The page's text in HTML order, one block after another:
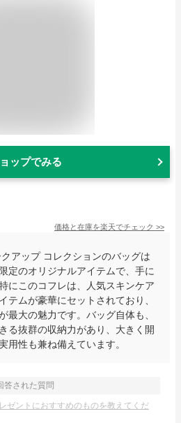
ップでみる
価格と在庫を楽天でチェック >>
アップ コレクションのバッグは
定のオリジナルアイテムで、手に
にこのコフレは、人気スキンケア
テムが豪華にセットされており、
最大の魅力です。バッグ自体も、
る抜群の収納力があり、大きく開
用性も兼ね備えています。
答された質問
ゼントにおすすめのものを教えてくだ